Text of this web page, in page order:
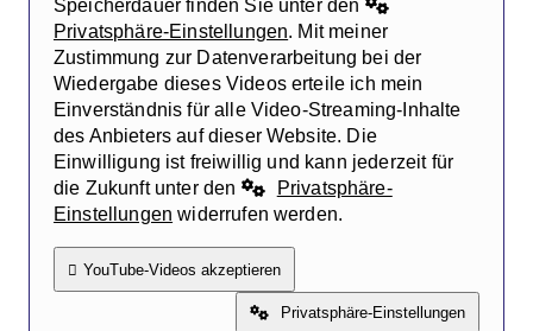
Speicherdauer finden Sie unter den
Privatsphäre-Einstellungen. Mit meiner
Zustimmung zur Datenverarbeitung bei der
Wiedergabe dieses Videos erteile ich mein
Einverständnis für alle Video-Streaming-Inhalte
des Anbieters auf dieser Website. Die
Einwilligung ist freiwillig und kann jederzeit für
die Zukunft unter den
Privatsphäre-
Einstellungen widerrufen werden.
YouTube-Videos akzeptieren
Privatsphäre-Einstellungen